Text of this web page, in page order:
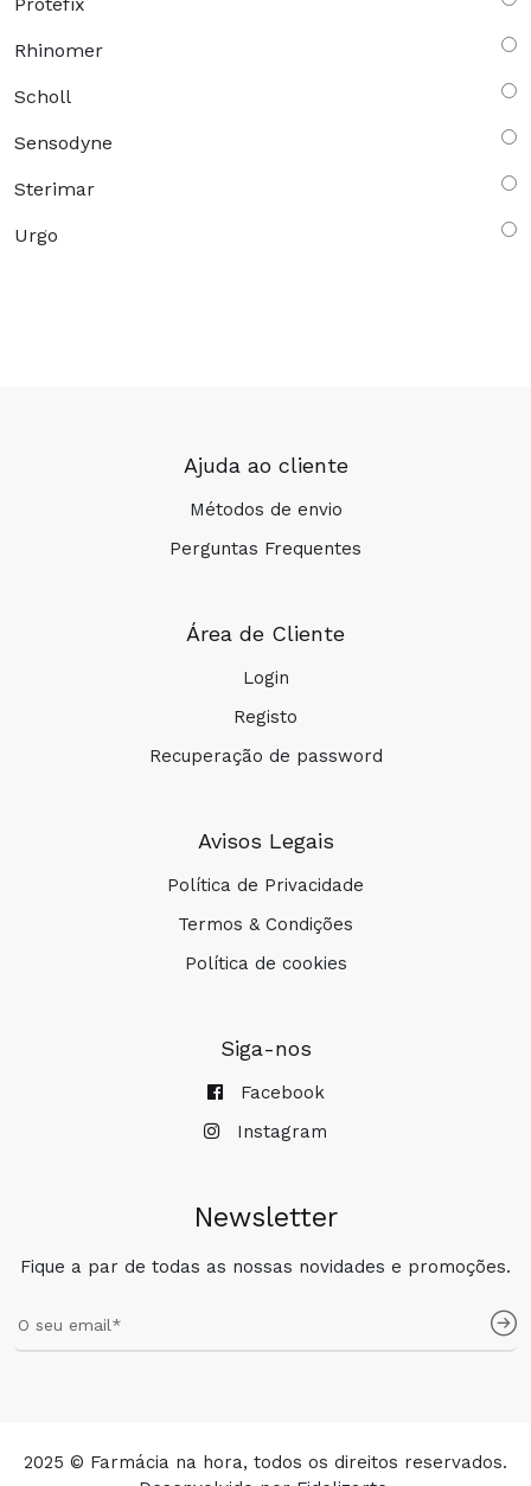
Rhinomer
Scholl
Sensodyne
Sterimar
Urgo
Ajuda ao cliente
Métodos de envio
Perguntas Frequentes
Área de Cliente
Login
Registo
Recuperação de password
Avisos Legais
Política de Privacidade
Termos & Condições
Política de cookies
Siga-nos
Facebook
Instagram
Newsletter
Fique a par de todas as nossas novidades e promoções.
2025 © Farmácia na hora, todos os direitos reservados.